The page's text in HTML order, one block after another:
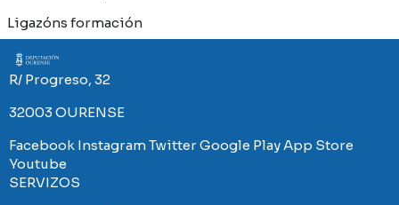
Ligazóns formación
Imaxe
R/ Progreso, 32
32003 OURENSE
Facebook InstagramTwitterGoogle Play App Store
Youtube
SERVIZOS